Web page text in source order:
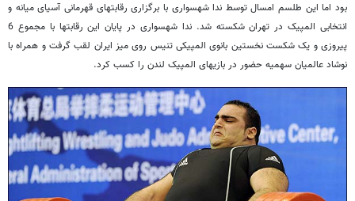
بود اما این طلسم امسال توسط ندا شهسواری با برگزاری رقابت‎های قهرمانی آسیای میانه و
انتخابی المپیک در تهران شکسته شد. ندا شهسواری در پایان این رقابت‎ها با مجموع 6
پیروزی و یک شکست نخستین بانوی المپیکی تنیس روی میز ایران لقب گرفت و همراه با
نوشاد عالمیان سهمیه حضور در بازی‎های المپیک لندن را کسب کرد.